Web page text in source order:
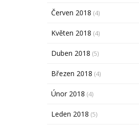
Červen 2018 (4)
Květen 2018 (4)
Duben 2018 (5)
Březen 2018 (4)
Únor 2018 (4)
Leden 2018 (5)